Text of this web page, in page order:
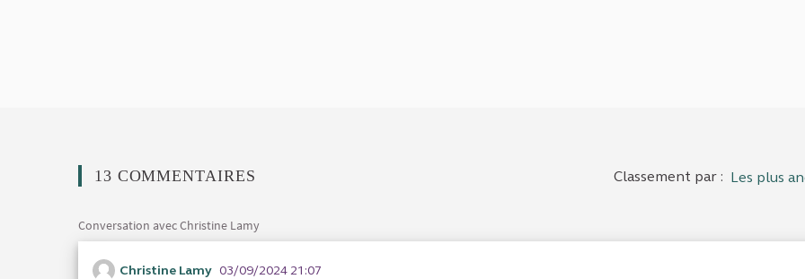
13 COMMENTAIRES Classement par : Les plus
Conversation avec Christine Lamy
Christine Lamy 03/09/2024 21:07